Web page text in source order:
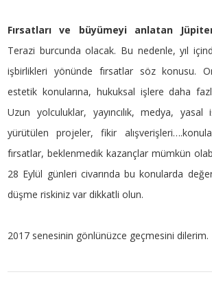
Fırsatları ve büyümeyi anlatan
Terazi burcunda olacak. Bu nedenle, yıl
işbirlikleri yönünde fırsatlar söz konusu.
estetik konularına, hukuksal işlere daha
Uzun yolculuklar, yayıncılık, medya, yasal
yürütülen projeler, fikir
fırsatlar, beklenmedik kazançlar mümkün
28 Eylül günleri civarında bu konularda
düşme riskiniz var dikkatli olun.
2017 senesinin gönlünüzce geçmesini dilerim.